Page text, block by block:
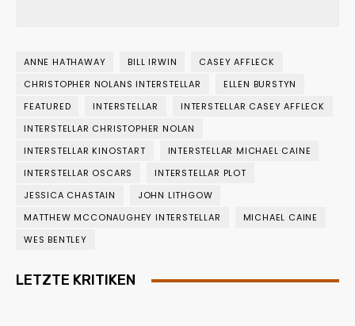
ANNE HATHAWAY BILL IRWIN
CASEY AFFLECK
CHRISTOPHER NOLANS INTERSTELLAR
ELLEN BURSTYN
FEATURED
INTERSTELLAR
INTERSTELLAR CASEY AFFLECK
INTERSTELLAR CHRISTOPHER NOLAN
INTERSTELLAR KINOSTART
INTERSTELLAR MICHAEL CAINE
INTERSTELLAR OSCARS
INTERSTELLAR PLOT
JESSICA CHASTAIN
JOHN LITHGOW
MATTHEW MCCONAUGHEY INTERSTELLAR
MICHAEL CAINE
WES BENTLEY
LETZTE KRITIKEN